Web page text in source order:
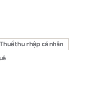
thu nhập cá nhân